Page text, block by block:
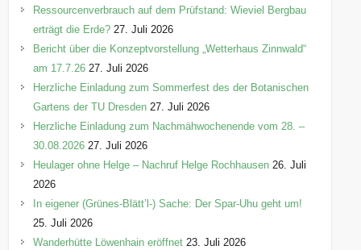
n
Ressourcenverbrauch auf dem Prüfstand: Wieviel Bergbau
erträgt die Erde? 27. Juli 2026
Bericht über die Konzeptvorstellung „Wetterhaus Zinnwald“
am 17.7.26 27. Juli 2026
Herzliche Einladung zum Sommerfest des der Botanischen
Gartens der TU Dresden 27. Juli 2026
Herzliche Einladung zum Nachmähwochenende vom 28. –
30.08.2026 27. Juli 2026
Heulager ohne Helge – Nachruf Helge Rochhausen 26. Juli
2026
In eigener (Grünes-Blätt’l-) Sache: Der Spar-Uhu geht um!
25. Juli 2026
Wanderhütte Löwenhain eröffnet 23. Juli 2026